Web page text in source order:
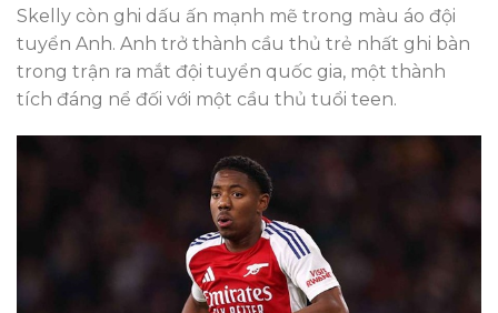
Skelly còn ghi dấu ấn mạnh mẽ trong màu áo đội
tuyển Anh. Anh trở thành cầu thủ trẻ nhất ghi bàn
trong trận ra mắt đội tuyển quốc gia, một thành
tích đáng nể đối với một cầu thủ tuổi teen.